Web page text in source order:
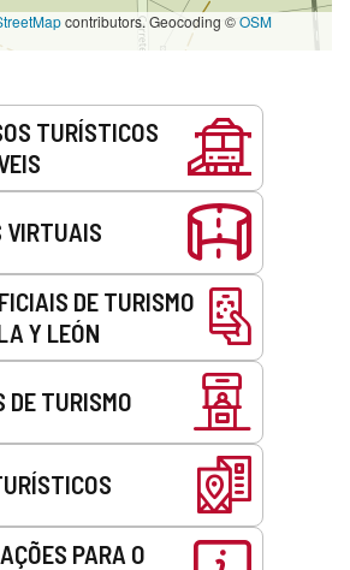
contributors. Geocoding ©OSM
TURÍSTICOS
VIRTUAIS
DE TURISMO
Y LEÓN
DE TURISMO
PARA O